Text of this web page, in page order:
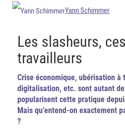
Yann Schimmer
Les slasheurs,
travailleurs
Crise économique, ubérisation
digitalisation, etc. sont autant
popularisent cette pratique
Mais qu’entend-on exactement
?